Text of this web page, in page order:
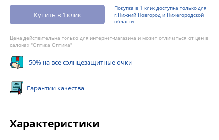
Купить в 1 клик
Покупка в 1 клик доступна только для
г.Нижний Новгород и Нижегородской
области
Цена действительна только для интернет-магазина и может отличаться от цен в
салонах "Оптика Оптима"
-50% на все солнцезащитные очки
Гарантии качества
Характеристики